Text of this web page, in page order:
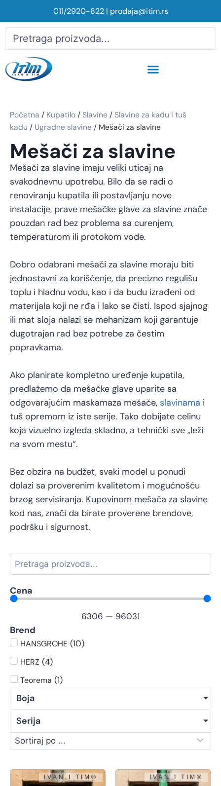
011/2920-822| prodaja@itim.rs
Početna / Kupatilo/Slavine/Slavine za kadu i tuš
kadu / Ugradne slavine/ Mešači za slavine
Mešači za slavine
Mešači za slavine imaju veliki uticaj na
svakodnevnu upotrebu. Bilo da se radi o
renoviranju kupatila ili postavljanju nove
instalacije, prave mešačke glave za slavine znače
pouzdan rad bez problema sa curenjem,
temperaturom ili protokom vode.
Dobro odabrani mešači za slavine moraju biti
jednostavni za korišćenje, da precizno regulišu
toplu i hladnu vodu, kao i da budu izrađeni od
materijala koji ne rđa i lako se čisti. Ispod sjajnog
ili mat sloja nalazi se mehanizam koji garantuje
dugotrajan rad bez potrebe za čestim
popravkama.
Ako planirate kompletno uređenje kupatila,
predlažemo da mešačke glave uparite sa
odgovarajućim maskamaza mešače, slavinama i
tuš opremom iz iste serije. Tako dobijate celinu
koja vizuelno izgleda skladno, a tehnički sve „leži
na svom mestu“.
Bez obzira na budžet, svaki model u ponudi
dolazi sa proverenim kvalitetom i mogućnošću
brzog servisiranja. Kupovinom mešača za slavine
kod nas, znači da birate proverene brendove,
podršku i sigurnost.
Cena
6306 — 96031
Brend
HANSGROHE (10)
HERZ (4)
Teorema (1)
Boja
Serija